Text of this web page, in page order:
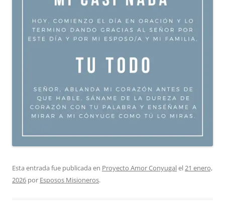
Esta entrada fue publicada en Proyecto Amor Conyugalel21 enero,
2026 por Esposos Misioneros.